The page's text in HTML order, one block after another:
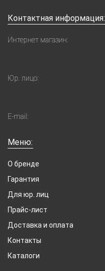
Контактная информация:
Интернет магазин:
Юр. лицо:
E-mail:
Меню:
О бренде
Гарантия
Для юр. лиц
Прайс-лист
Доставка и оплата
Контакты
Каталоги